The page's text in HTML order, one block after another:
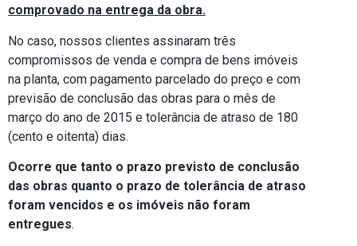
comprovado na entrega da obra.
No caso, nossos clientes assinaram três
compromissos de venda e compra de bens imóveis
na planta, com pagamento parcelado do preço e com
previsão de conclusão das obras para o mês de
março do ano de 2015 e tolerância de atraso de 180
(cento e oitenta) dias.
Ocorre que tanto o prazo previsto de conclusão
das obras quanto o prazo de tolerância de atraso
foram vencidos e os imóveis não foram
entregues.